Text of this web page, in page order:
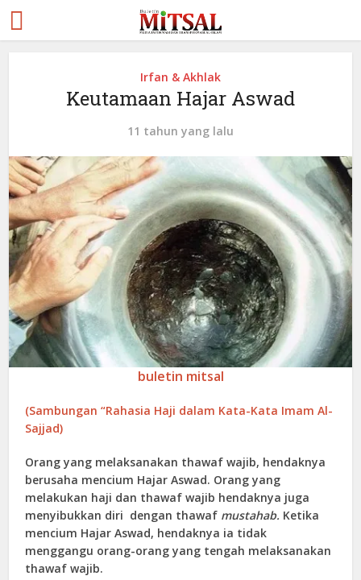
Irfan & Akhlak
Keutamaan Hajar Aswad
11 tahun yang lalu
buletin mitsal
(Sambungan “Rahasia Haji dalam Kata-Kata Imam Al-
Sajjad)
Orang yang melaksanakan thawaf wajib, hendaknya
berusaha mencium Hajar Aswad. Orang yang
melakukan haji dan thawaf wajib hendaknya juga
menyibukkan diri dengan thawaf mustahab. Ketika
mencium Hajar Aswad, hendaknya ia tidak
menggangu orang-orang yang tengah melaksanakan
thawaf wajib.